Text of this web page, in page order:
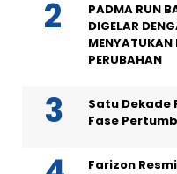
PADMA RUN
DIGELAR
MENYATUKAN
PERUBAHAN
Satu Dekade
Fase
Farizon